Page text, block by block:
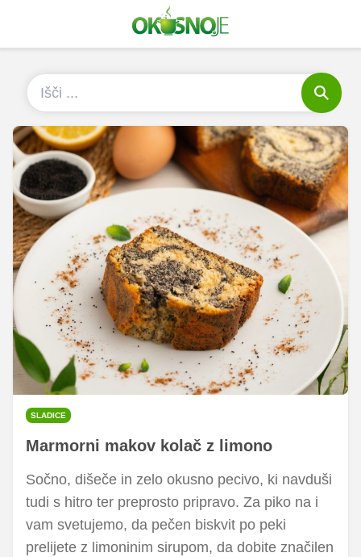
SLADICE
Marmorni makov kolač z limono
Sočno, dišeče in zelo okusno pecivo, ki navduši
tudi s hitro ter preprosto pripravo. Za piko na i
vam svetujemo, da pečen biskvit po peki
prelijete z limoninim sirupom, da dobite značilen